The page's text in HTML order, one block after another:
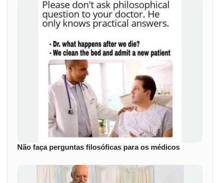
Não faça perguntas filosóficas para os médicos